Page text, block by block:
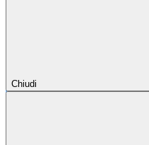
Chiudi